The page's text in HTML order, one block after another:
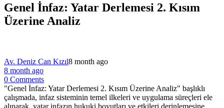
Genel İnfaz: Yatar Derlemesi 2. Kısım
Üzerine Analiz
Av. Deniz Can Kızıl8 month ago
8 month ago
0 Comments
"Genel İnfaz: Yatar Derlemesi 2. Kısım Üzerine Analiz" başlıklı
çalışmada, infaz sisteminin temel ilkeleri ve uygulama süreçleri ele
alınarak, yatar infazın hukuki boyutları ve etkileri derinlemesine